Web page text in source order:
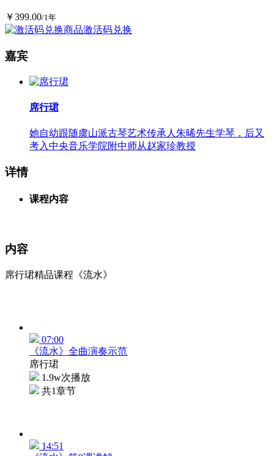
￥399.00/1年
商品激活码兑换
嘉宾
席行珺
她自幼跟随虞山派古琴艺术传承人朱晞先生学琴，后又
考入中央音乐学院附中师从赵家珍教授
详情
课程内容
内容
席行珺精品课程《流水》
07:00
《流水》全曲演奏示范
席行珺
1.9w次播放
共1章节
14:51